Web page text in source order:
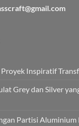
Inspiratif
Grey dan Silver
Partisi